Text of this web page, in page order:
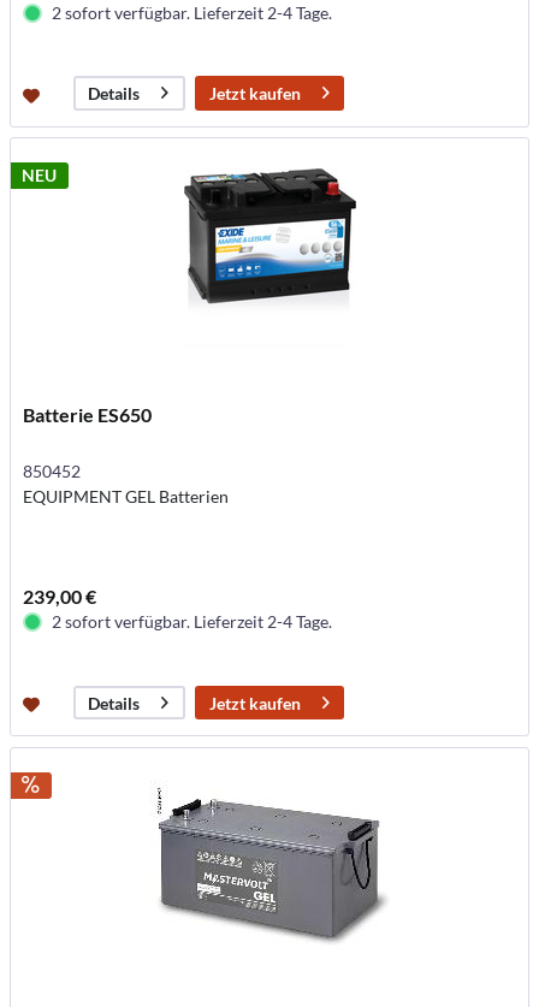
2 sofort verfügbar. Lieferzeit 2-4 Tage.
Details Jetzt kaufen
NEU
Batterie ES650
850452
EQUIPMENT GEL Batterien
239,00 €
2 sofort verfügbar. Lieferzeit 2-4 Tage.
Details Jetzt kaufen